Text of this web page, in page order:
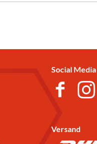
Social Media
Versand